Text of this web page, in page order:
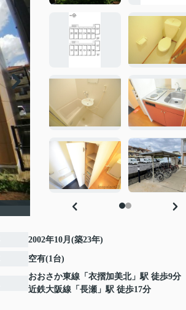
2002年10月(築23年)
空有(1台)
おおさか東線 「 衣摺加美北」駅 徒歩9分
近鉄大阪線 「 長瀬 」駅 徒歩17分